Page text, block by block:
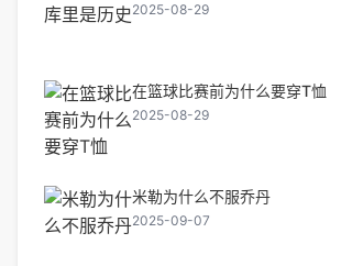
2025-08-29
在篮球比赛前为什么要穿T恤
2025-08-29
米勒为什么不服乔丹
2025-09-07